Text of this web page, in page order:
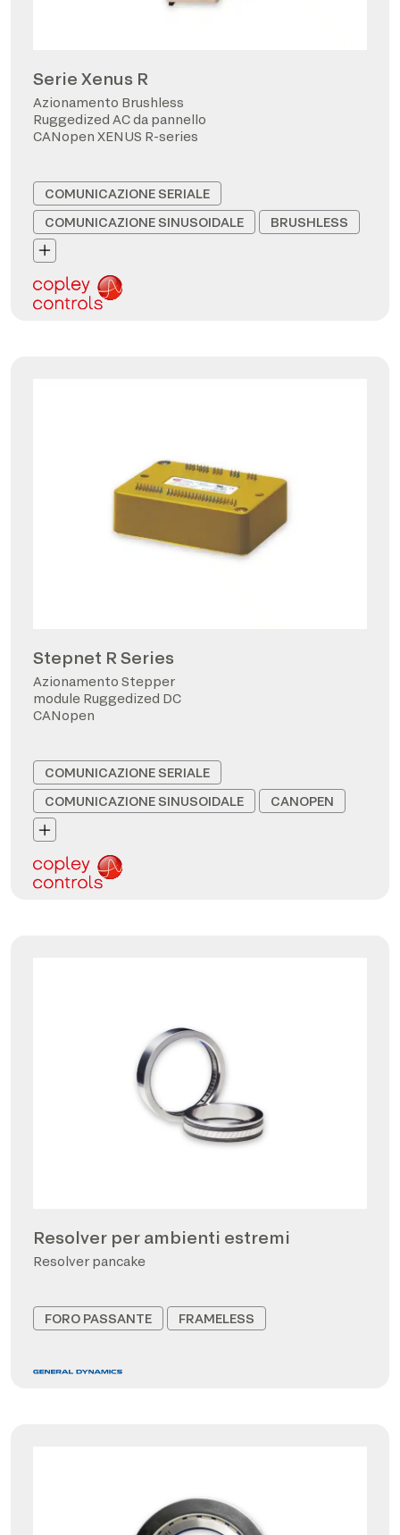
Serie Xenus R
Azionamento Brushless
Ruggedized AC da pannello
CANopen XENUS R-series
COMUNICAZIONE SERIALE
COMUNICAZIONE SINUSOIDALE
BRUSHLESS
Stepnet R Series
Azionamento Stepper
module Ruggedized DC
CANopen
COMUNICAZIONE SERIALE
COMUNICAZIONE SINUSOIDALE
CANOPEN
Resolver per ambienti estremi
Resolver pancake
FORO PASSANTE FRAMELESS